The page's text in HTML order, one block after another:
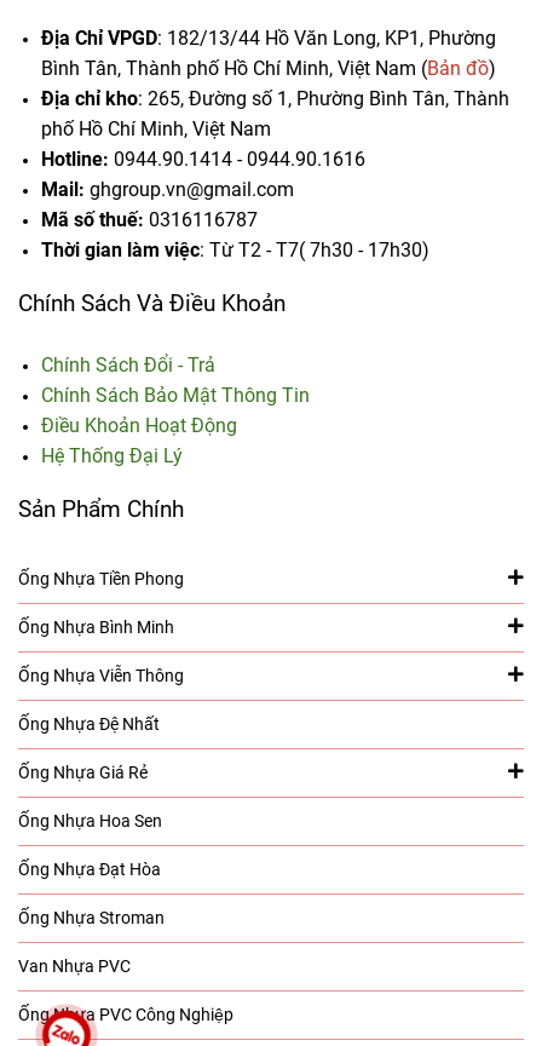
Địa Chỉ VPGD: 182/13/44 Hồ Văn Long, KP1, Phường
Bình Tân, Thành phố Hồ Chí Minh, Việt Nam (Bản đồ)
Địa chỉ kho: 265, Đường số 1, Phường Bình Tân, Thành
phố Hồ Chí Minh, Việt Nam
Hotline: 0944.90.1414 - 0944.90.1616
Mail: ghgroup.vn@gmail.com
Mã số thuế: 0316116787
Thời gian làm việc: Từ T2 - T7( 7h30 - 17h30)
Chính Sách Và Điều Khoản
Chính Sách Đổi - Trả
Chính Sách Bảo Mật Thông Tin
Điều Khoản Hoạt Động
Hệ Thống Đại Lý
Sản Phẩm Chính
Ống Nhựa Tiền Phong
Ống Nhựa Bình Minh
Ống Nhựa Viễn Thông
Ống Nhựa Đệ Nhất
Ống Nhựa Giá Rẻ
Ống Nhựa Hoa Sen
Ống Nhựa Đạt Hòa
Ống Nhựa Stroman
Van Nhựa PVC
Ống Nhựa PVC Công Nghiệp